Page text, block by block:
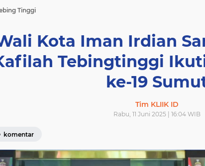
Tinggi
Kota Iman Irdian
Tebingtinggi Ikuti
ke-19
Tim KLIIK ID
Rabu, 11 Juni 2025 | 16:04 WIB
komentar